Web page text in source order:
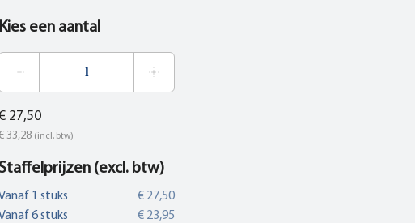
Kies een aantal
27,50
33,28 (incl. btw)
(excl. btw)
1 stuks
€ 27,50
6stuks € 23,95